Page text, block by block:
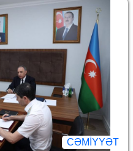
CƏMİYYƏT